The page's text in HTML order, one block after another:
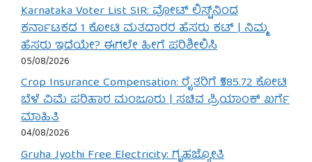
Karnataka Voter List SIR: ವೋಟ್ ಲಿಸ್ಟ್‌ನಿಂದ
ಕರ್ನಾಟಕದ 1 ಕೋಟಿ ಮತದಾರರ ಹೆಸರು ಕಟ್ | ನಿಮ್ಮ
ಹೆಸರು ಇದೆಯೇ? ಈಗಲೇ ಹೀಗೆ ಪರಿಶೀಲಿಸಿ
05/08/2026
Crop Insurance Compensation: ರೈತರಿಗೆ ₹585.72 ಕೋಟಿ
ಬೆಳೆ ವಿಮೆ ಪರಿಹಾರ ಮಂಜೂರು | ಸಚಿವ ಪ್ರಿಯಾಂಕ್ ಖರ್ಗೆ
ಮಾಹಿತಿ
04/08/2026
Gruha Jyothi Free Electricity: ಗೃಹಜ್ಯೋತಿ